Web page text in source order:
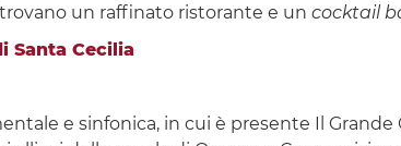
un raffinato ristorante e un cocktail
Santa Cecilia
e sinfonica, in cui è presente Il